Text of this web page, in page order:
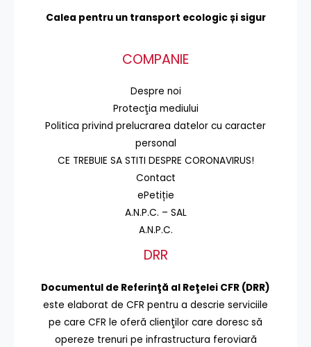
Calea pentru un transport ecologic și sigur
COMPANIE
Despre noi
Protecţia mediului
Politica privind prelucrarea datelor cu caracter
personal
CE TREBUIE SA STITI DESPRE CORONAVIRUS!
Contact
ePetiție
A.N.P.C. – SAL
A.N.P.C.
DRR
Documentul de Referinţă al Reţelei CFR (DRR)
este elaborat de CFR pentru a descrie serviciile
pe care CFR le oferă clienţilor care doresc să
opereze trenuri pe infrastructura feroviară